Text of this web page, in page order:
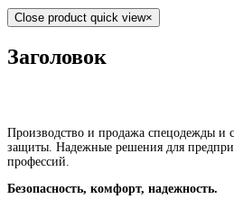
Close product quick view×
Заголовок
Производство и продажа спецодежды и
защиты. Надежные решения для
профессий.
Безопасность, комфорт, надежность.